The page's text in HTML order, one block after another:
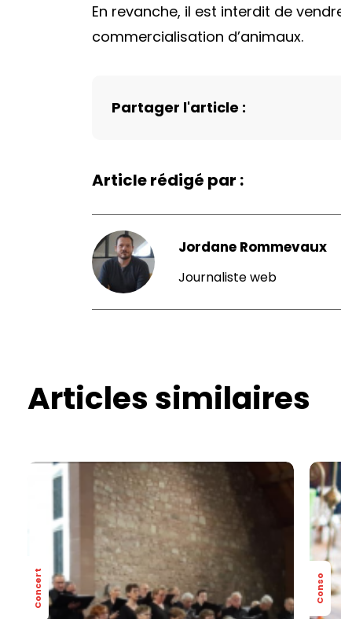
En revanche, il est interdit de
commercialisation d’animaux.
Partager l'article :
Article rédigé par :
Jordane Rommevaux
Journaliste web
Articles similaires
Concert Conso